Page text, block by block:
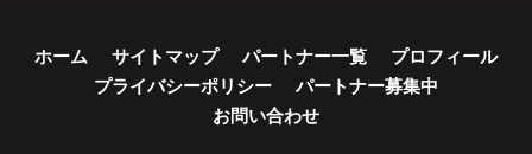
ホーム サイトマップ パートナー一覧
プロフィール
プライバシーポリシー
パートナー募集中
お問い合わせ